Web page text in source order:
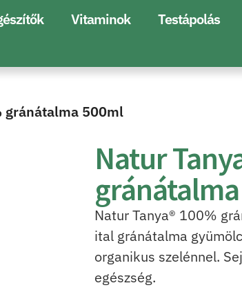
Vitaminok Testápolás
gránátalma 500ml
Natur
Natur Tanya® 100%
ital gránátalma
organikus szelénnel.
egészség.